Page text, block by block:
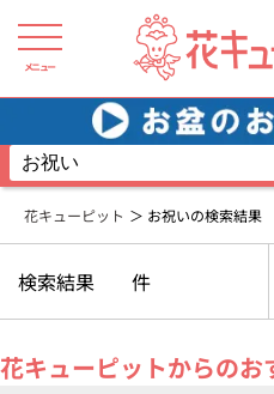
メニュー
花キューピット お祝いの検索結果
検索結果 件
花キューピットからのお